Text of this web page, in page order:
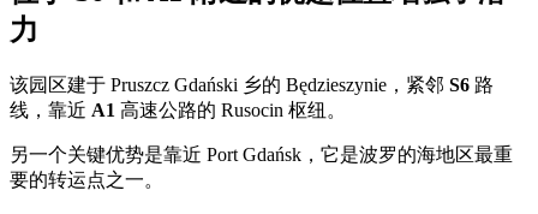
力
该园区建于 Pruszcz Gdański 乡的 Będzieszynie，紧邻 S6 路
线，靠近 A1 高速公路的 Rusocin 枢纽。
另一个关键优势是靠近 Port Gdańsk ，它是波罗的海地区最重
要的转运点之一。